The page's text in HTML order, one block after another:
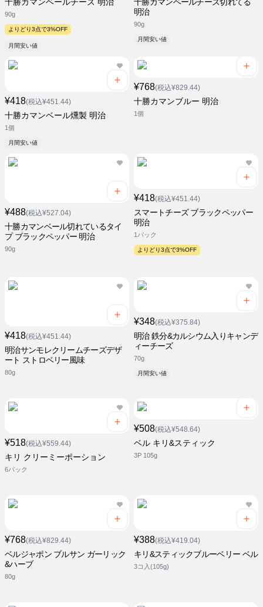
90g
よりどり3点で3%OFF
月間安い値
明治
90g
月間安い値
¥418(税込¥451.44)
十勝カマンベール燻製 明治
1個
月間安い値
¥768(税込¥829.44)
十勝カマンブルー 明治
1個
¥488(税込¥527.04)
十勝カマンベール切れているタイ
プ ブラックペッパー 明治
90g
¥418(税込¥451.44)
スマートチーズ ブラックペッパー
明治
1パック
よりどり3点で3%OFF
¥418(税込¥451.44)
明治サンモレクリームチーズデザ
ート ストロベリー風味
80g
¥348(税込¥375.84)
明治 鉄分&カルシウム入りキャンデ
ィーチーズ
70g
月間安い値
¥518(税込¥559.44)
キリ クリーミーポーション
6パック
¥508(税込¥548.64)
ベル キリ&スティック
3P 105g
¥768(税込¥829.44)
ベルジャポン ブルサン ガーリック
&ハーブ
80g
¥388(税込¥419.04)
キリ&スティックブルーベリー ベル
3コ入(105g)